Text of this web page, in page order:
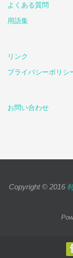
よくある質問
用語集
リンク
プライバシーポリシ
お問い合わせ
Copyright © 2016